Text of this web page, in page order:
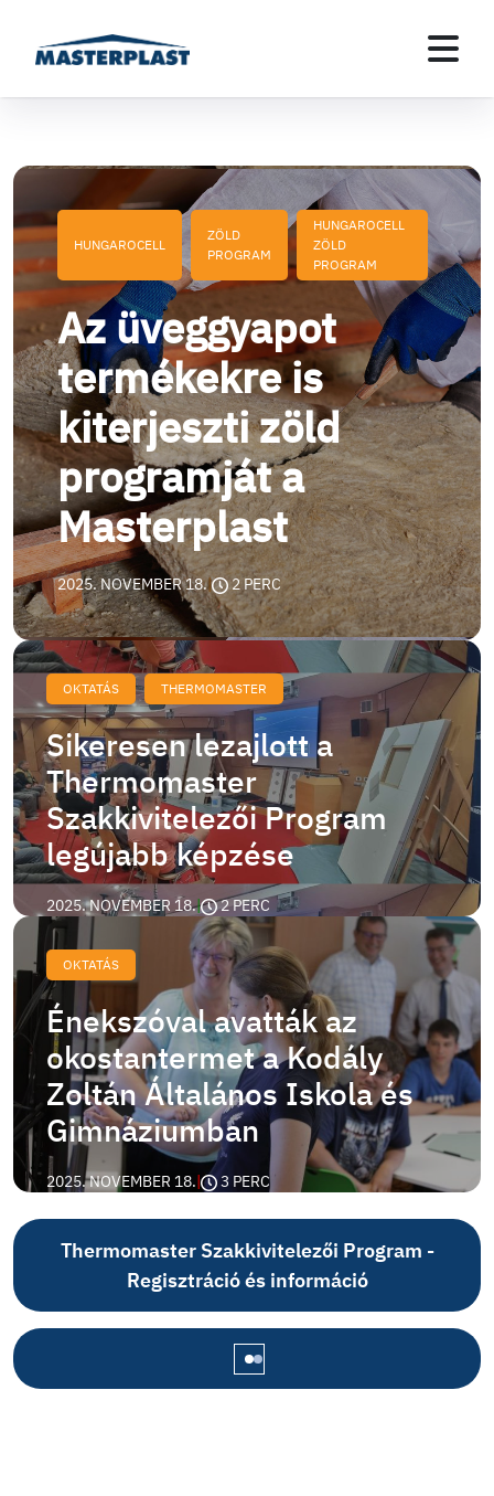
HUNGAROCELL
ZÖLD
PROGRAM
HUNGAROCELL
ZÖLD
PROGRAM
Az üveggyapot
termékekre is
kiterjeszti zöld
programját a
Masterplast
2025. NOVEMBER 18.| 2 PERC
OKTATÁS THERMOMASTER
Sikeresen lezajlott a
Thermomaster
Szakkivitelezői Program
legújabb képzése
2025. NOVEMBER 18.| 2 PERC
OKTATÁS
Énekszóval avatták az
okostantermet a Kodály
Zoltán Általános Iskola és
Gimnáziumban
2025. NOVEMBER 18.| 3 PERC
Thermomaster Szakkivitelezői Program -
Regisztráció és információ